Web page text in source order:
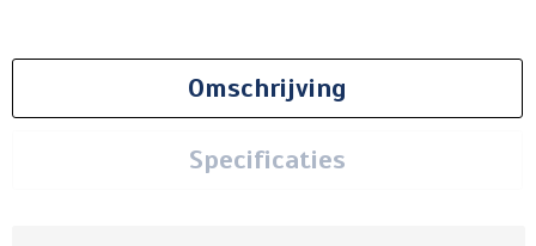
Omschrijving
Specificaties